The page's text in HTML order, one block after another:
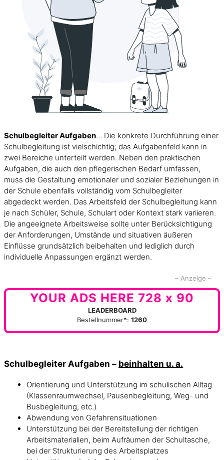
Schulbegleiter Aufgaben… Die konkrete Durchführung einer
Schulbegleitung ist vielschichtig; das Aufgabenfeld kann in
zwei Bereiche unterteilt werden. Neben den praktischen
Aufgaben, die auch den pflegerischen Bedarf umfassen,
muss die Gestaltung emotionaler und sozialer Beziehungen in
der Schule ebenfalls vollständig vom Schulbegleiter
abgedeckt werden. Das Arbeitsfeld der Schulbegleitung kann
je nach Schüler, Schule, Schulart oder Kontext stark variieren.
Die angeeignete Arbeitsweise sollte unter Berücksichtigung
der Anforderungen, Umstände und situativen äußeren
Einflüsse grundsätzlich beibehalten und lediglich durch
individuelle Anpassungen ergänzt werden.
– Anzeige –
YOUR ADS HERE 728 x 90
LEADERBOARD
Bestellnummer*: 1260
Schulbegleiter Aufgaben – beinhalten u. a.
Orientierung und Unterstützung im schulischen Alltag
(Klassenraumwechsel, Pausenbegleitung, Weg- und
Busbegleitung, etc.)
Abwendung von Gefahrensituationen
Unterstützung bei der Bereitstellung der richtigen
Arbeitsmaterialien, beim Aufräumen der Schultasche,
bei der Strukturierung des Arbeitsplatzes